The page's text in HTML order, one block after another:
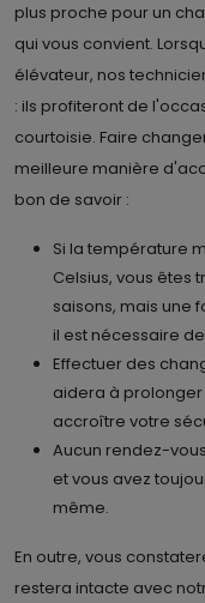
plus proche pour un
qui vous convient.
élévateur, nos
: ils profiteront de
courtoisie. Faire
meilleure manière
bon de savoir :
Si la température
Celsius, vous êtes
saisons, mais une
il est nécessaire
Effectuer des
aidera à prolonger
accroître votre
Aucun rendez-
et vous avez
même.
En outre, vous
restera intacte avec